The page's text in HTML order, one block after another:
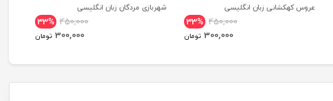
عروس کهکشانی زبان انگلیسی
33% 450,000
300,000 تومان
شهربازی مردگان زبان انگلیسی
33% 450,000
300,000 تومان